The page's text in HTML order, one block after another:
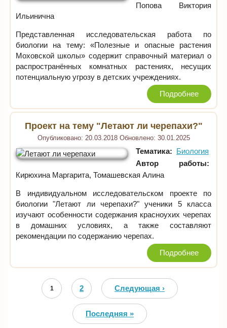
Попова Виктория
Ильинична
Представленная исследовательская работа по
биологии на тему: «Полезные и опасные растения
Моховской школы» содержит справочный материал о
распространённых комнатных растениях, несущих
потенциальную угрозу в детских учреждениях.
Подробнее
Проект на тему "Летают ли черепахи?"
Опубликовано: 20.03.2018 Обновлено: 30.01.2025
Тематика: Биология
Автор работы:
Кирюхина Маргарита, Томашевская Алина
В индивидуальном исследовательском проекте по
биологии "Летают ли черепахи?" ученики 5 класса
изучают особенности содержания красноухих черепах
в домашних условиях, а также составляют
рекомендации по содержанию черепах.
Подробнее
Страницы
1 2 Следующая ›
Последняя »